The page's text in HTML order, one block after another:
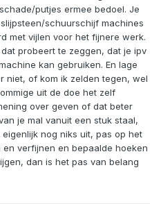
putjes ermee bedoel. Je
schuurschijf machines
met vijlen voor het fijnere werk.
probeert te zeggen, dat je ipv
kan gebruiken. En lage
niet, of kom ik zelden tegen, wel
uit de doe het zelf
over geven of dat beter
je mal vanuit een stuk staal,
nog niks uit, pas op het
verfijnen en bepaalde hoeken
dan is het pas van belang